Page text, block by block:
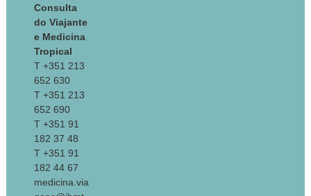
Consulta
do Viajante
e Medicina
Tropical
T +351 213
652 630
T +351 213
652 690
T +351 91
182 37 48
T +351 91
182 44 67
medicina.via